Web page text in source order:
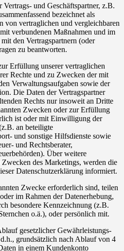
und Geschäftspartner, z.B.
bezeichnet als
von vertraglichen und vergleichbaren
verbundenen Maßnahmen und im
den Vertragspartnern (oder
zu beantworten.
Erfüllung unserer vertraglichen
Rechte und zu Zwecken der mit
Verwaltungsaufgaben sowie der
Die Daten der Vertragspartner
Rechts nur insoweit an Dritte
Zwecken oder zur Erfüllung
ist oder mit Einwilligung der
an beteiligte
und sonstige Hilfsdienste sowie
und Rechtsberater,
Über weitere
des Marketings, werden die
Datenschutzerklärung informiert.
Zwecke erforderlich sind, teilen
im Rahmen der Datenerhebung,
besondere Kennzeichnung (z.B.
o.ä.), oder persönlich mit.
gesetzlicher Gewährleistungs-
grundsätzlich nach Ablauf von 4
in einem Kundenkonto